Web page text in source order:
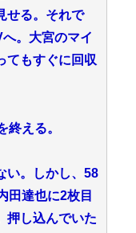
せる。それで
。大宮のマイ
てもすぐに回収
終える。
い。しかし、58
田達也に2枚目
押し込んでいた